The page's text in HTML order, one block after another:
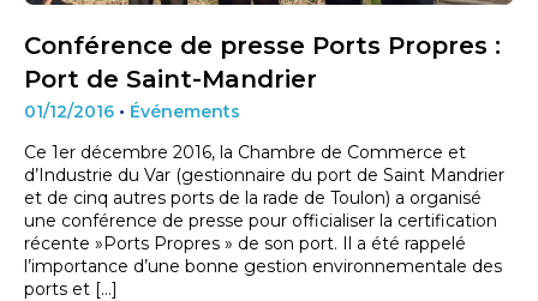
Conférence de presse Ports Propres :
Port de Saint-Mandrier
01/12/2016 • Événements
Ce 1er décembre 2016, la Chambre de Commerce et
d’Industrie du Var (gestionnaire du port de Saint Mandrier
et de cinq autres ports de la rade de Toulon) a organisé
une conférence de presse pour officialiser la certification
récente »Ports Propres » de son port. Il a été rappelé
l’importance d’une bonne gestion environnementale des
ports et […]